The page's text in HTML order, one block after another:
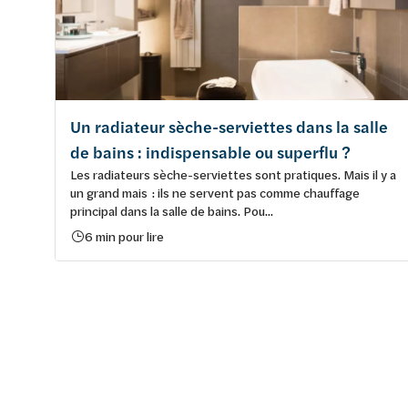
Un radiateur sèche-serviettes dans la salle
de bains : indispensable ou superflu ?
Les radiateurs sèche-serviettes sont pratiques. Mais il y a
un grand mais : ils ne servent pas comme chauffage
principal dans la salle de bains. Pou...
6 min pour lire